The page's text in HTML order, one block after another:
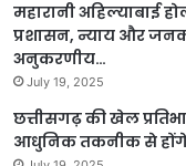
महारानी अहिल्याबाई
प्रशासन, न्याय और
अनुकरणीय…
July 19, 2025
छत्तीसगढ़ की खेल
आधुनिक तकनीक से होंगे